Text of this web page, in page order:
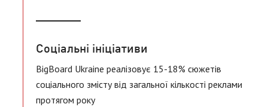
Соціальні ініціативи
BigBoard Ukraine реалізовує 15-18% сюжетів
соціального змісту від загальної кількості реклами
протягом року